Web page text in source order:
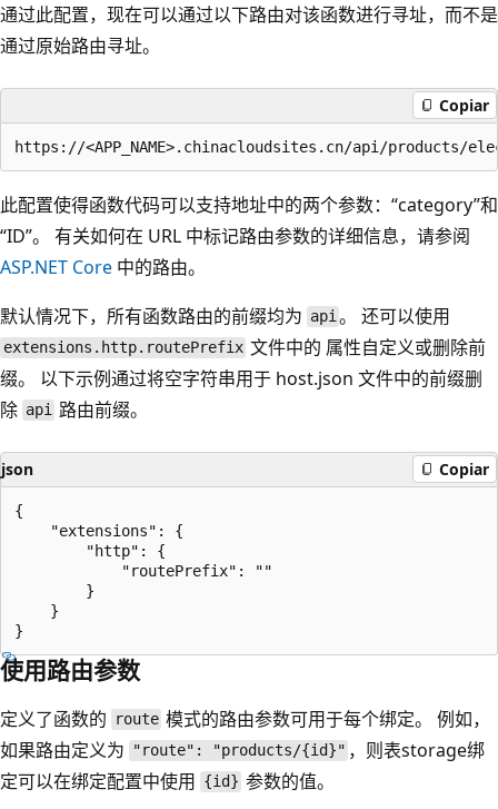
通过此配置，现在可以通过以下路由对该函数进行寻址，而不是
通过原始路由寻址。
Copiar
此配置使得函数代码可以支持地址中的两个参数：“category”和
“ID”。 有关如何在 URL 中标记路由参数的详细信息，请参阅
ASP.NET Core 中的路由。
默认情况下，所有函数路由的前缀均为 api。 还可以使用
extensions.http.routePrefix 文件中的 属性自定义或删除前
缀。 以下示例通过将空字符串用于 host.json 文件中的前缀删
除 api 路由前缀。
json Copiar
{
    "extensions": {
        "http": {
            "routePrefix": ""
        }
    }
使用路由参数
定义了函数的 route 模式的路由参数可用于每个绑定。 例如，
如果路由定义为
"route": "products/{id}" ，则表storage绑
定可以在绑定配置中使用 {id} 参数的值。